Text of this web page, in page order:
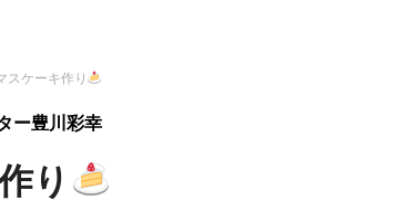
スケーキ作り
ー豊川彩幸
り